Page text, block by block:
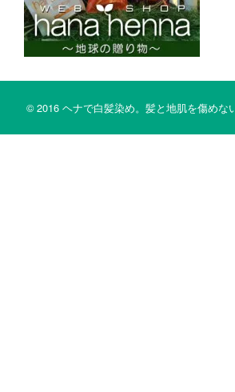
© 2016 ヘナで白髪染め。髪と地肌を傷めな